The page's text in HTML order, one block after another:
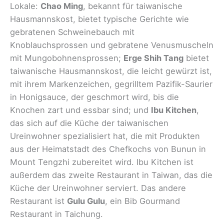
Lokale: Chao Ming, bekannt für taiwanische
Hausmannskost, bietet typische Gerichte wie
gebratenen Schweinebauch mit
Knoblauchsprossen und gebratene Venusmuscheln
mit Mungobohnensprossen; Erge Shih Tang bietet
taiwanische Hausmannskost, die leicht gewürzt ist,
mit ihrem Markenzeichen, gegrilltem Pazifik-Saurier
in Honigsauce, der geschmort wird, bis die
Knochen zart und essbar sind; und Ibu Kitchen,
das sich auf die Küche der taiwanischen
Ureinwohner spezialisiert hat, die mit Produkten
aus der Heimatstadt des Chefkochs von Bunun in
Mount Tengzhi zubereitet wird. Ibu Kitchen ist
außerdem das zweite Restaurant in Taiwan, das die
Küche der Ureinwohner serviert. Das andere
Restaurant ist Gulu Gulu, ein Bib Gourmand
Restaurant in Taichung.